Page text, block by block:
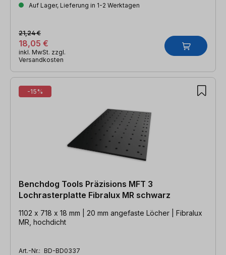
Auf Lager, Lieferung in 1-2 Werktagen
18,05 €
21,24 €
inkl. MwSt. zzgl.
Versandkosten
-15%
Benchdog Tools Präzisions MFT 3
Lochrasterplatte Fibralux MR schwarz
1102 x 718 x 18 mm | 20 mm angefaste Löcher | Fibralux
MR, hochdicht
Art.-Nr.: BD-BD0337